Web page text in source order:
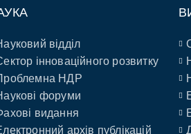
відділ
інноваційного розвитку
НДР
форуми
видання
архів публікацій